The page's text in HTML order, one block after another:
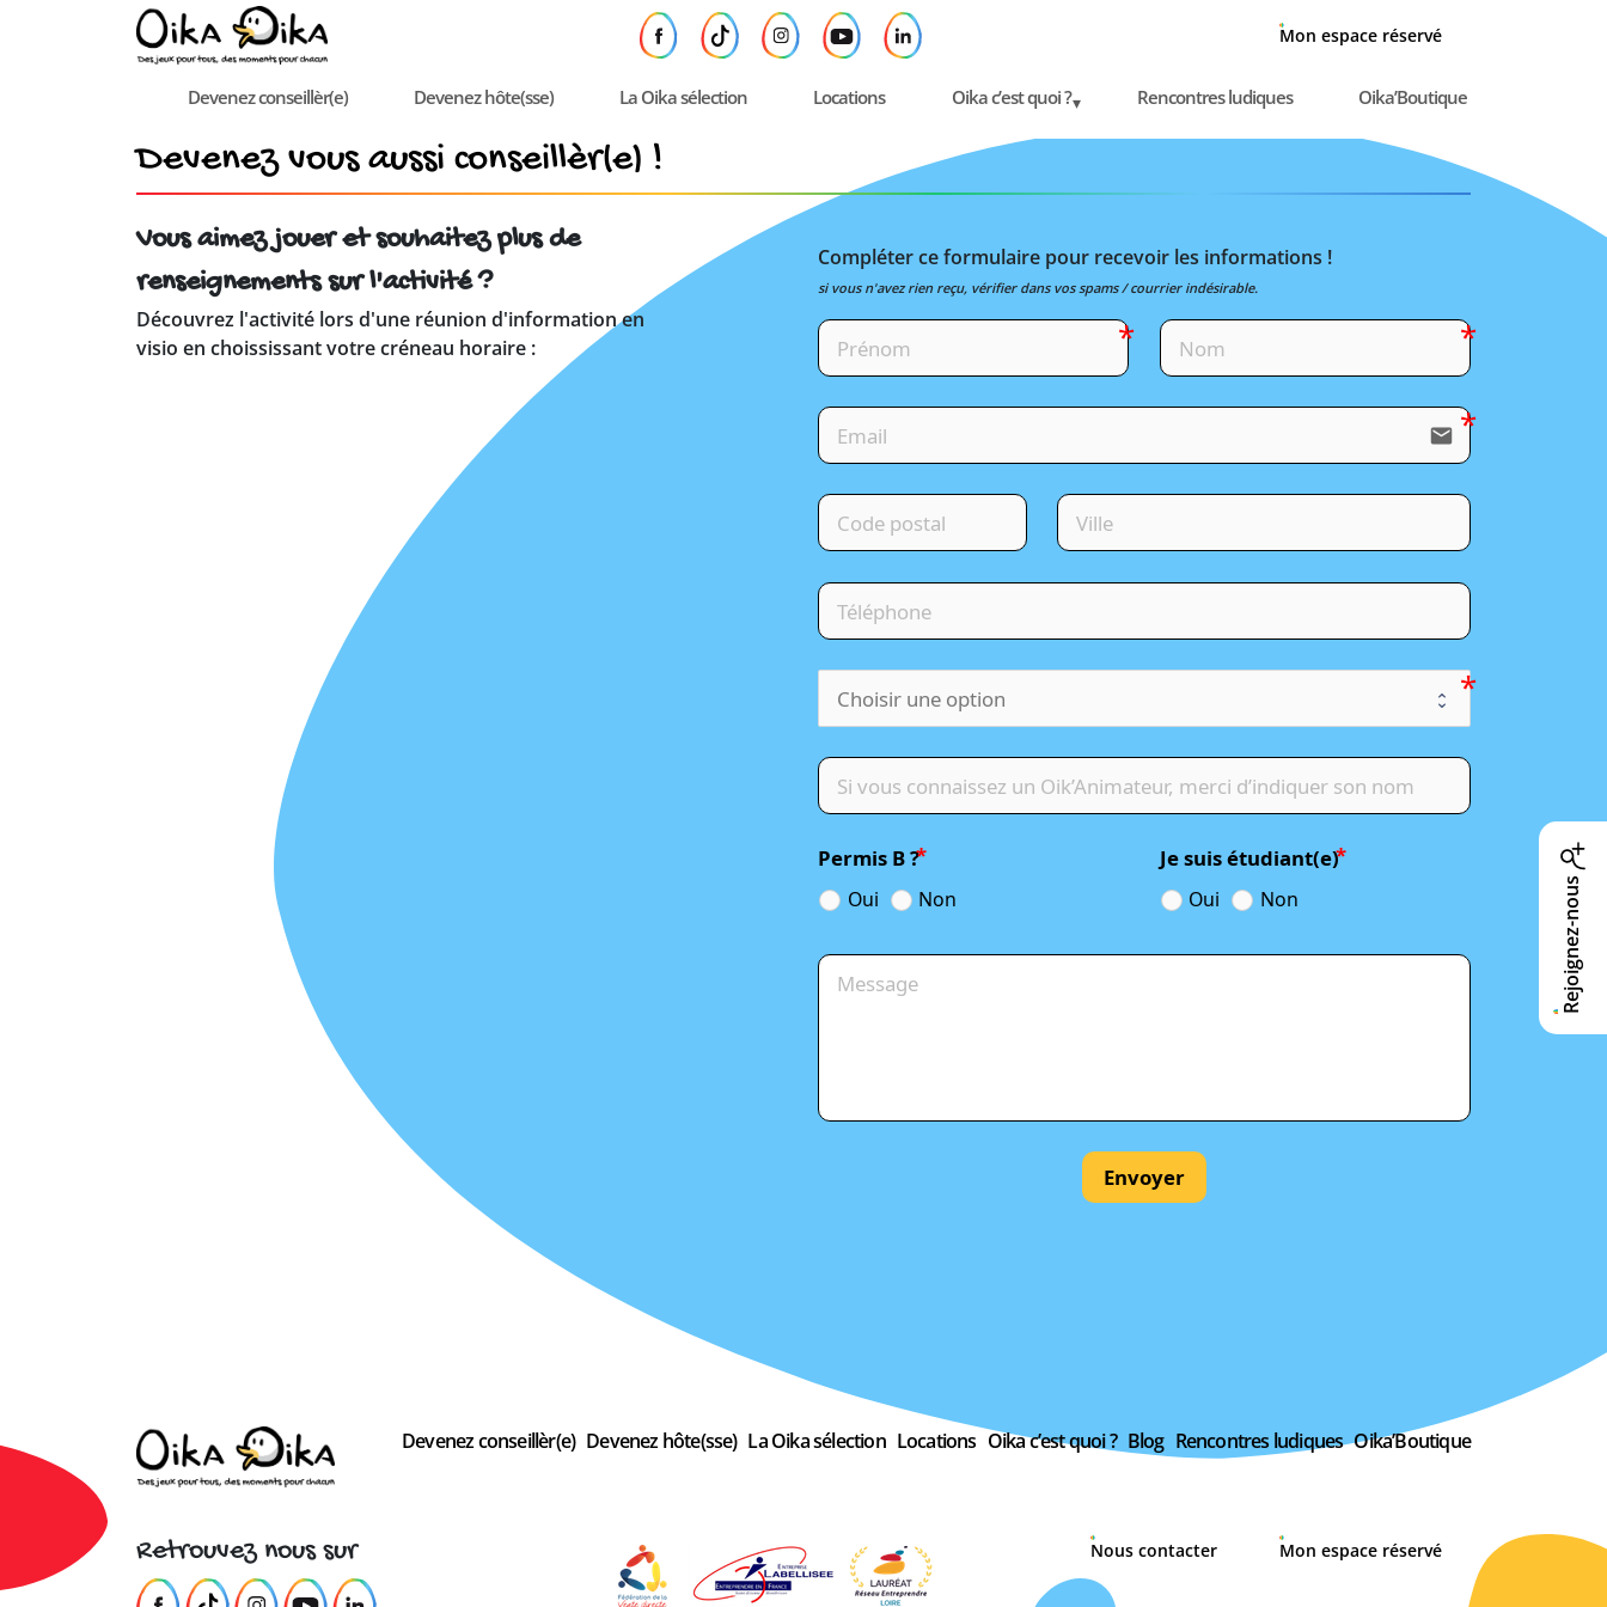
Rejoignez-nous
Mon espace réservé
Devenez conseillèr(e) Devenez hôte(sse) La Oika sélection Locations Oika c’est quoi ? Rencontres ludiques Oika’Boutique
Devenez vous aussi conseillèr(e) !
Vous aimez jouer et souhaitez plus de
renseignements sur l'activité ?
Découvrez l'activité lors d'une réunion d'information en
visio en choississant votre créneau horaire :
Compléter ce formulaire pour recevoir les informations !
si vous n'avez rien reçu, vérifier dans vos spams / courrier indésirable.
email
Permis B ?
Oui Non
Je suis étudiant(e)
Oui Non
Envoyer
Devenez conseillèr(e) Devenez hôte(sse) La Oika sélection Locations Oika c’est quoi ? Blog Rencontres ludiques Oika’Boutique
Retrouvez nous sur Nous contacter Mon espace réservé